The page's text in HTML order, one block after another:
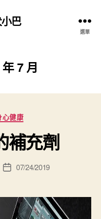
巴
選單
7 月
心健康
補充劑
文
佈
日
07/24/2019